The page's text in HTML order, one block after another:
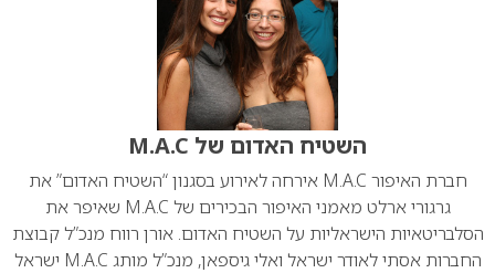
השטיח האדום של M.A.C
חברת האיפור M.A.C אירחה לאירוע בסגנון “השטיח האדום” את
גרגורי ארלט מאמני האיפור הבכירים של M.A.C שאיפר את
הסלבריטאיות הישראליות על השטיח האדום. אורן רווח מנכ”ל קבוצת
החברות אסתי לאודר ישראל ואלי גיספאן, מנכ”ל מותג M.A.C ישראל